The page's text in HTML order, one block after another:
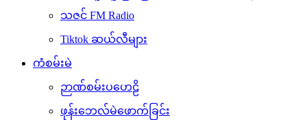
သဇင် FM Radio
Tiktok ဆယ်လီများ
ကံစမ်းမဲ
ဉာဏ်စမ်းပဟေဠိ
ဖုန်းဘေလ်မဲဖောက်ခြင်း